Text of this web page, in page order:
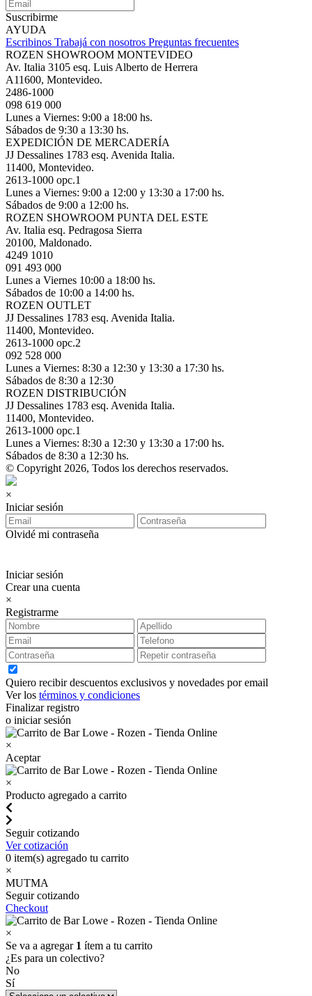
Suscribirme
AYUDA
Escribinos Trabajá con nosotros Preguntas frecuentes
ROZEN SHOWROOM MONTEVIDEO
Av. Italia 3105 esq. Luis Alberto de Herrera
A11600, Montevideo.
2486-1000
098 619 000
Lunes a Viernes: 9:00 a 18:00 hs.
Sábados de 9:30 a 13:30 hs.
EXPEDICIÓN DE MERCADERÍA
JJ Dessalines 1783 esq. Avenida Italia.
11400, Montevideo.
2613-1000 opc.1
Lunes a Viernes: 9:00 a 12:00 y 13:30 a 17:00 hs.
Sábados de 9:00 a 12:00 hs.
ROZEN SHOWROOM PUNTA DEL ESTE
Av. Italia esq. Pedragosa Sierra
20100, Maldonado.
4249 1010
091 493 000
Lunes a Viernes 10:00 a 18:00 hs.
Sábados de 10:00 a 14:00 hs.
ROZEN OUTLET
JJ Dessalines 1783 esq. Avenida Italia.
11400, Montevideo.
2613-1000 opc.2
092 528 000
Lunes a Viernes: 8:30 a 12:30 y 13:30 a 17:30 hs.
Sábados de 8:30 a 12:30
ROZEN DISTRIBUCIÓN
JJ Dessalines 1783 esq. Avenida Italia.
11400, Montevideo.
2613-1000 opc.1
Lunes a Viernes: 8:30 a 12:30 y 13:30 a 17:00 hs.
Sábados de 8:30 a 12:30 hs.
© Copyright 2026, Todos los derechos reservados.
×
Iniciar sesión
Olvidé mi contraseña
Iniciar sesión
Crear una cuenta
×
Registrarme
Quiero recibir descuentos exclusivos y novedades por email
Ver los términos y condiciones
Finalizar registro
o iniciar sesión
×
Aceptar
×
Producto agregado a carrito
Seguir cotizando
Ver cotización
0 item(s) agregado tu carrito
×
MUTMA
Seguir cotizando
Checkout
×
Se va a agregar 1 ítem a tu carrito
¿Es para un colectivo?
No
Sí